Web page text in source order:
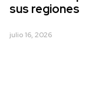
sus regiones
julio 16, 2026